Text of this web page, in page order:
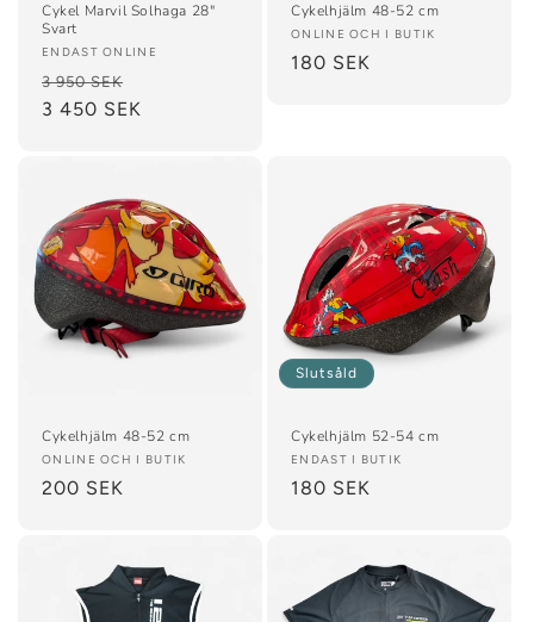
Cykel Marvil Solhaga 28"
Svart
Säljare:
ENDAST ONLINE
Ordinarie
pris
3 950 SEK
3 450 SEK
Cykelhjälm 48-52 cm
Säljare:
ONLINE OCH I BUTIK
Ordinarie
180 SEK
Cykelhjälm 48-52 cm
Säljare:
ONLINE OCH I BUTIK
Ordinarie
200 SEK
Slutsåld
Cykelhjälm 52-54 cm
Säljare:
ENDAST I BUTIK
Ordinarie
180 SEK